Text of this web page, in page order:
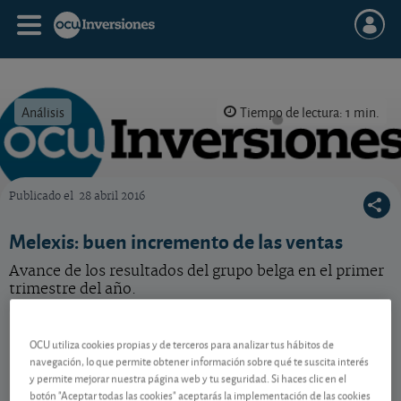
Análisis Tiempo de lectura: 1 min.
Publicado el 28 abril 2016
Melexis: buen incremento de las ventas
Avance de los resultados del grupo belga en el primer
trimestre del año.
BE0165385973
07/08/2026 Bruselas
0,65 EUR (0,91 %)
OCU utiliza cookies propias y de terceros para analizar tus hábitos de
navegación, lo que permite obtener información sobre qué te suscita interés
y permite mejorar nuestra página web y tu seguridad. Si haces clic en el
botón "Aceptar todas las cookies" aceptarás la implementación de las cookies